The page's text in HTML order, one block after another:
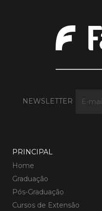
NEWSLETTER
PRINCIPAL
Home
Graduação
Pós-Graduação
Cursos de Extensão